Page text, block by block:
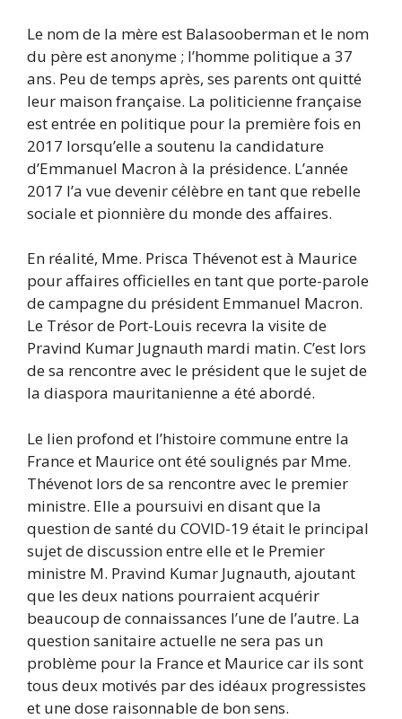
Le nom de la mère est Balasooberman et le nom
du père est anonyme ; l’homme politique a 37
ans. Peu de temps après, ses parents ont quitté
leur maison française. La politicienne française
est entrée en politique pour la première fois en
2017 lorsqu’elle a soutenu la candidature
d’Emmanuel Macron à la présidence. L’année
2017 l’a vue devenir célèbre en tant que rebelle
sociale et pionnière du monde des affaires.
En réalité, Mme. Prisca Thévenot est à Maurice
pour affaires officielles en tant que porte-parole
de campagne du président Emmanuel Macron.
Le Trésor de Port-Louis recevra la visite de
Pravind Kumar Jugnauth mardi matin. C’est lors
de sa rencontre avec le président que le sujet de
la diaspora mauritanienne a été abordé.
Le lien profond et l’histoire commune entre la
France et Maurice ont été soulignés par Mme.
Thévenot lors de sa rencontre avec le premier
ministre. Elle a poursuivi en disant que la
question de santé du COVID-19 était le principal
sujet de discussion entre elle et le Premier
ministre M. Pravind Kumar Jugnauth, ajoutant
que les deux nations pourraient acquérir
beaucoup de connaissances l’une de l’autre. La
question sanitaire actuelle ne sera pas un
problème pour la France et Maurice car ils sont
tous deux motivés par des idéaux progressistes
et une dose raisonnable de bon sens.